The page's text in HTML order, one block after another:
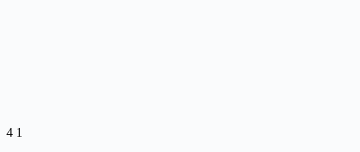
4 1